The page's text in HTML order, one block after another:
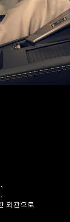
외관으로